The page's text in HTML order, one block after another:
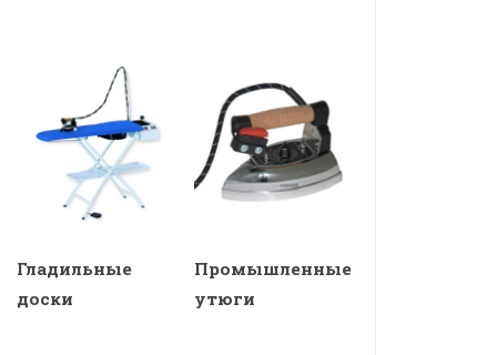
Гладильные
доски
Промышленные
утюги